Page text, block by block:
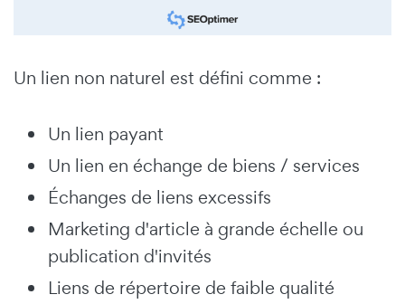
Un lien non naturel est défini comme :
Un lien payant
Un lien en échange de biens / services
Échanges de liens excessifs
Marketing d'article à grande échelle ou
publication d'invités
Liens de répertoire de faible qualité